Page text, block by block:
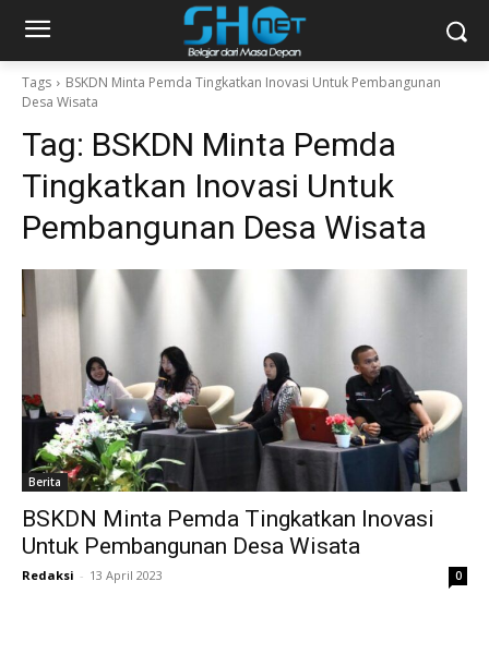
Tags
BSKDN Minta Pemda Tingkatkan Inovasi Untuk Pembangunan
Desa Wisata
Tag: BSKDN Minta Pemda
Tingkatkan Inovasi Untuk
Pembangunan Desa Wisata
Berita
BSKDN Minta Pemda Tingkatkan Inovasi
Untuk Pembangunan Desa Wisata
Redaksi - 13 April 2023 0